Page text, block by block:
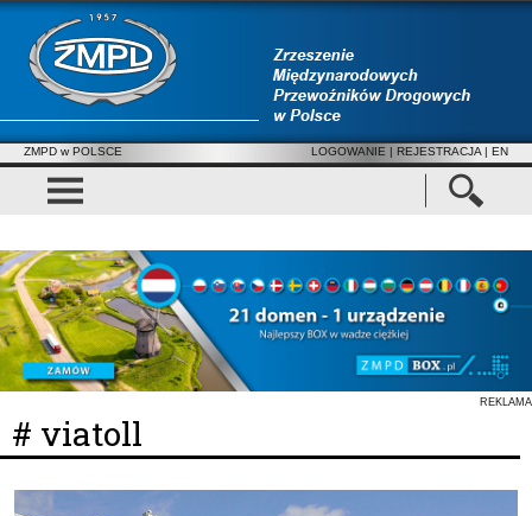
ZMPD w POLSCE LOGOWANIE | REJESTRACJA | EN
REKLAMA
# viatoll